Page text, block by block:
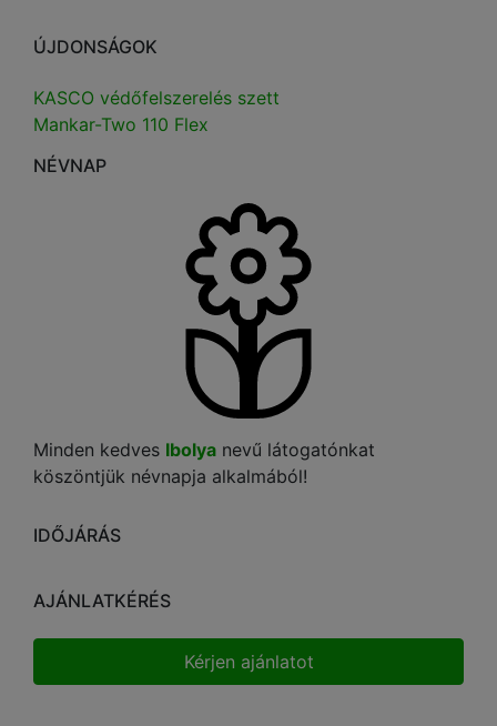
ÚJDONSÁGOK
KASCO védőfelszerelés szett
Mankar-Two 110 Flex
NÉVNAP
Minden kedves Ibolya nevű látogatónkat
köszöntjük névnapja alkalmából!
IDŐJÁRÁS
AJÁNLATKÉRÉS
Kérjen ajánlatot